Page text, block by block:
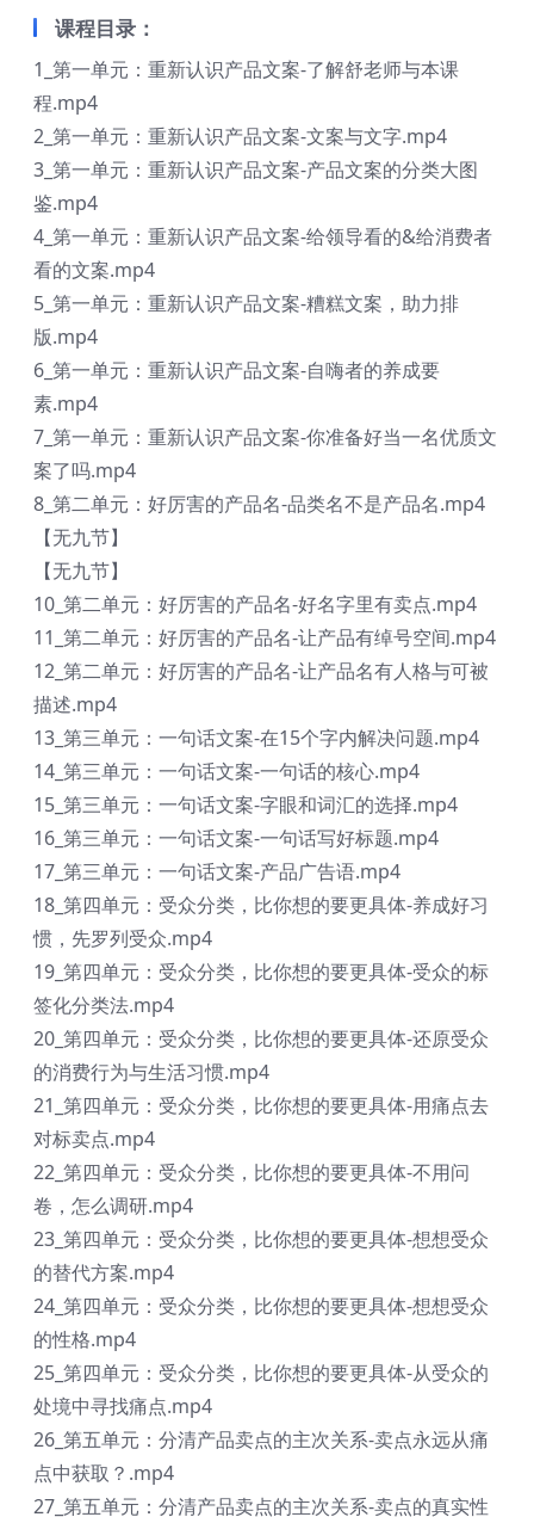
课程目录：
1_第一单元：重新认识产品文案-了解舒老师与本课
程.mp4
2_第一单元：重新认识产品文案-文案与文字.mp4
3_第一单元：重新认识产品文案-产品文案的分类大图
鉴.mp4
4_第一单元：重新认识产品文案-给领导看的&给消费者
看的文案.mp4
5_第一单元：重新认识产品文案-糟糕文案，助力排
版.mp4
6_第一单元：重新认识产品文案-自嗨者的养成要
素.mp4
7_第一单元：重新认识产品文案-你准备好当一名优质文
案了吗.mp4
8_第二单元：好厉害的产品名-品类名不是产品名.mp4
【无九节】
【无九节】
10_第二单元：好厉害的产品名-好名字里有卖点.mp4
11_第二单元：好厉害的产品名-让产品有绰号空间.mp4
12_第二单元：好厉害的产品名-让产品名有人格与可被
描述.mp4
13_第三单元：一句话文案-在15个字内解决问题.mp4
14_第三单元：一句话文案-一句话的核心.mp4
15_第三单元：一句话文案-字眼和词汇的选择.mp4
16_第三单元：一句话文案-一句话写好标题.mp4
17_第三单元：一句话文案-产品广告语.mp4
18_第四单元：受众分类，比你想的要更具体-养成好习
惯，先罗列受众.mp4
19_第四单元：受众分类，比你想的要更具体-受众的标
签化分类法.mp4
20_第四单元：受众分类，比你想的要更具体-还原受众
的消费行为与生活习惯.mp4
21_第四单元：受众分类，比你想的要更具体-用痛点去
对标卖点.mp4
22_第四单元：受众分类，比你想的要更具体-不用问
卷，怎么调研.mp4
23_第四单元：受众分类，比你想的要更具体-想想受众
的替代方案.mp4
24_第四单元：受众分类，比你想的要更具体-想想受众
的性格.mp4
25_第四单元：受众分类，比你想的要更具体-从受众的
处境中寻找痛点.mp4
26_第五单元：分清产品卖点的主次关系-卖点永远从痛
点中获取？.mp4
27_第五单元：分清产品卖点的主次关系-卖点的真实性